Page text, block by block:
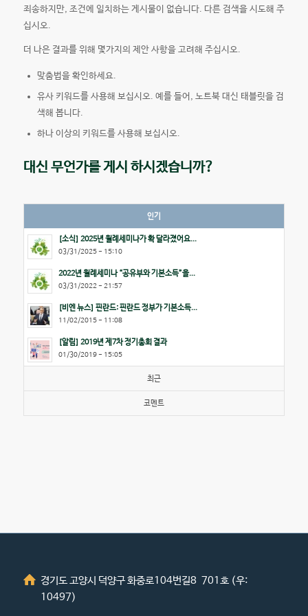
죄송하지만, 조건에 일치하는 게시물이 없습니다. 다른 검색을 시도해 주
십시오.
더 나은 결과를 위해 몇가지의 제안 사항을 고려해 주십시오.
맞춤법을 확인하세요.
유사 키워드를 사용해 보십시오. 예를 들어, 노트북 대신 태블릿을 검
색해 봅니다.
하나 이상의 키워드를 사용해 보십시오.
대신 무언가를 게시 하시겠습니까?
인기
[소식] 2025년 월례세미나가 확 달라졌어요...
03/31/2025 - 15:10
2022년 월례세미나 “공유부와 기본소득”을...
03/31/2022 - 21:57
[비엔 뉴스] 핀란드: 핀란드 정부가 기본소득...
11/02/2015 - 11:08
[알림] 2019년 제7차 정기총회 결과
01/30/2019 - 15:05
최근
코멘트
경기도 고양시 덕양구 화중로104번길8 701호 (우:
10497)